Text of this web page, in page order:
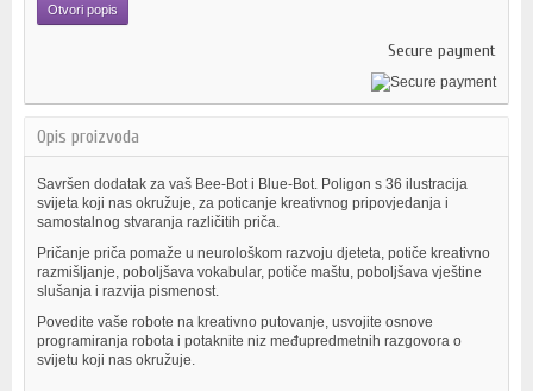
Otvori popis
Secure payment
Opis proizvoda
Savršen dodatak za vaš Bee-Bot i Blue-Bot. Poligon s 36 ilustracija
svijeta koji nas okružuje, za poticanje kreativnog pripovjedanja i
samostalnog stvaranja različitih priča.
Pričanje priča pomaže u neurološkom razvoju djeteta, potiče kreativno
razmišljanje, poboljšava vokabular, potiče maštu, poboljšava vještine
slušanja i razvija pismenost.
Povedite vaše robote na kreativno putovanje, usvojite osnove
programiranja robota i potaknite niz međupredmetnih razgovora o
svijetu koji nas okružuje.